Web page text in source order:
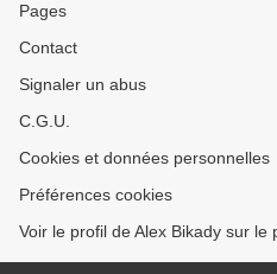
Pages
Contact
Signaler un abus
C.G.U.
Cookies et données personnelles
Préférences cookies
Voir le profil de Alex Bikady sur le